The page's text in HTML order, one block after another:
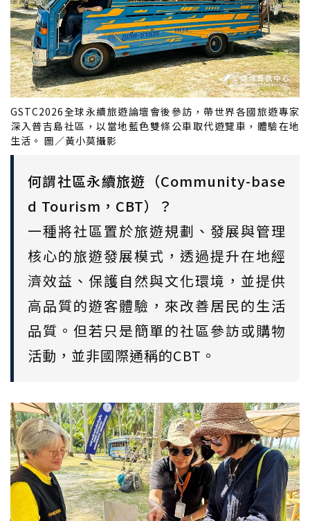
GSTC2026全球永續旅遊論壇會後參訪，帶世界各國旅遊專家
深入普吉島社區，以當地藍色雙條公車取代遊覽車，體驗在地
生活。 圖／黃小莫攝影
何謂社區永續旅遊（Community-base
d Tourism，CBT）？
一種將社區置於旅遊規劃、發展與管理
核心的旅遊發展模式，透過提升在地經
濟效益、保護自然與文化環境，並提供
高品質的遊客體驗，來改善居民的生活
品質。但若只是簡單的社區參訪或購物
活動，並非國際通稱的CBT。